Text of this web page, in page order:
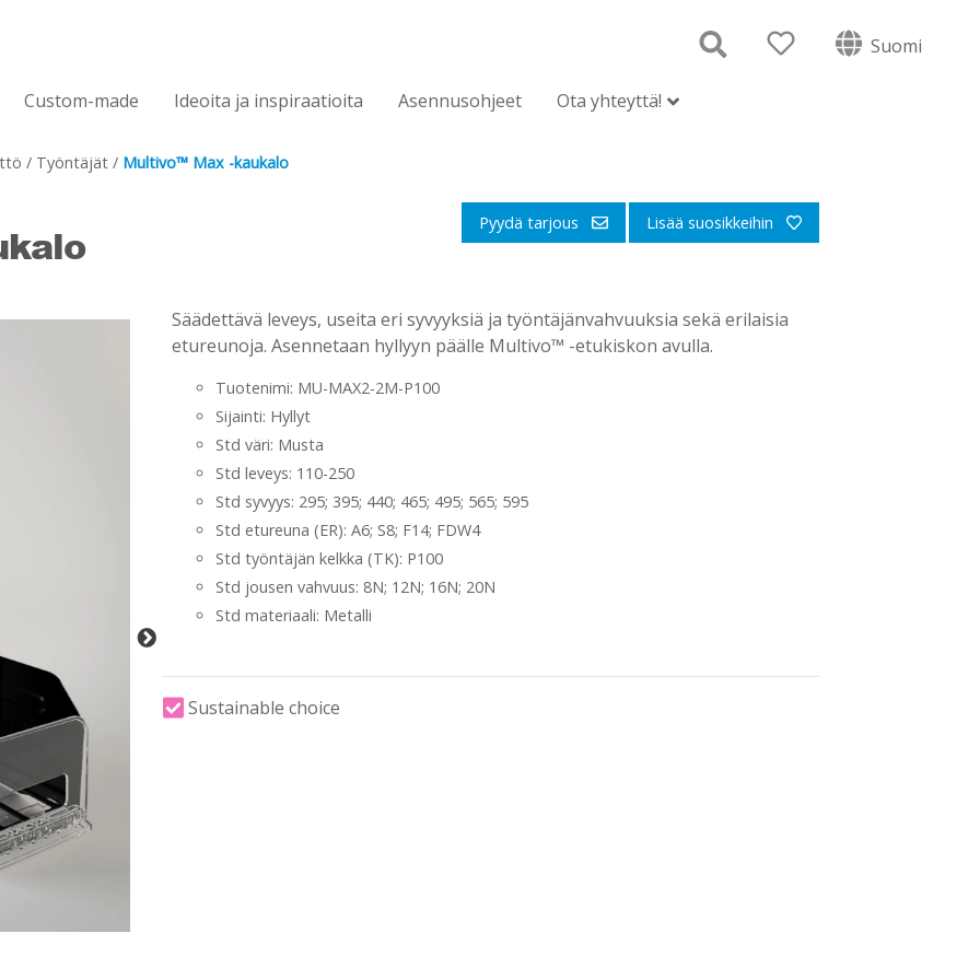
Suomi
Custom-made Ideoita ja inspiraatioita Asennusohjeet Ota yhteyttä!
/ Työntäjät / Multivo™ Max -kaukalo
Pyydä tarjous Lisää suosikkeihin
Säädettävä leveys, useita eri syvyyksiä ja työntäjänvahvuuksia sekä erilaisia
etureunoja. Asennetaan hyllyyn päälle Multivo™ -etukiskon avulla.
Tuotenimi: MU-MAX2-2M-P100
Sijainti: Hyllyt
Std väri: Musta
Std leveys: 110-250
Std syvyys: 295; 395; 440; 465; 495; 565; 595
Std etureuna (ER): A6; S8; F14; FDW4
Std työntäjän kelkka (TK): P100
Std jousen vahvuus: 8N; 12N; 16N; 20N
Std materiaali: Metalli
Sustainable choice